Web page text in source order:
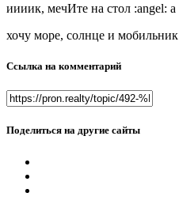
иииик, мечИте на стол :angel: а
хочу море, солнце и
Ссылка на комментарий
Поделиться на другие сайты